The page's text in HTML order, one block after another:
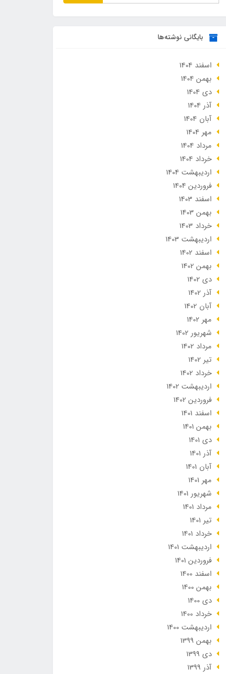
بایگانی نوشته‌ها
اسفند 1404
بهمن 1404
دی 1404
آذر 1404
آبان 1404
مهر 1404
مرداد 1404
خرداد 1404
ارديبهشت 1404
فروردین 1404
اسفند 1403
بهمن 1403
خرداد 1403
ارديبهشت 1403
اسفند 1402
بهمن 1402
دی 1402
آذر 1402
آبان 1402
مهر 1402
شهریور 1402
مرداد 1402
تير 1402
خرداد 1402
ارديبهشت 1402
فروردین 1402
اسفند 1401
بهمن 1401
دی 1401
آذر 1401
آبان 1401
مهر 1401
شهریور 1401
مرداد 1401
تير 1401
خرداد 1401
ارديبهشت 1401
فروردین 1401
اسفند 1400
بهمن 1400
دی 1400
خرداد 1400
ارديبهشت 1400
بهمن 1399
دی 1399
آذر 1399